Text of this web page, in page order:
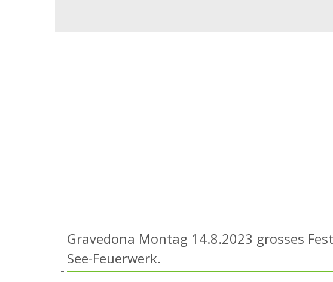
Gravedona Montag 14.8.2023 grosses
See-Feuerwerk.